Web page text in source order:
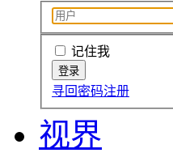
记住我
寻回密码注册
视界